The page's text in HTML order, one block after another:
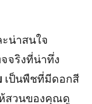
น่าสนใจ
จริงที่น่าทึ่ง
เป็นพืชที่มีดอกสี
สวนของคุณดู